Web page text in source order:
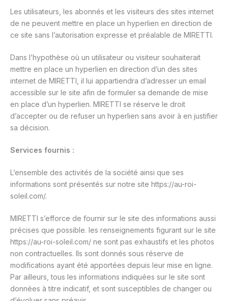
Les utilisateurs, les abonnés et les visiteurs des sites internet
de ne peuvent mettre en place un hyperlien en direction de
ce site sans l’autorisation expresse et préalable de MIRETTI.
Dans l’hypothèse où un utilisateur ou visiteur souhaiterait
mettre en place un hyperlien en direction d’un des sites
internet de MIRETTI, il lui appartiendra d’adresser un email
accessible sur le site afin de formuler sa demande de mise
en place d’un hyperlien. MIRETTI se réserve le droit
d’accepter ou de refuser un hyperlien sans avoir à en justifier
sa décision.
Services fournis :
L’ensemble des activités de la société ainsi que ses
informations sont présentés sur notre site https://au-roi-
soleil.com/.
MIRETTI s’efforce de fournir sur le site des informations aussi
précises que possible. les renseignements figurant sur le site
https://au-roi-soleil.com/ ne sont pas exhaustifs et les photos
non contractuelles. Ils sont donnés sous réserve de
modifications ayant été apportées depuis leur mise en ligne.
Par ailleurs, tous les informations indiquées sur le site sont
données à titre indicatif, et sont susceptibles de changer ou